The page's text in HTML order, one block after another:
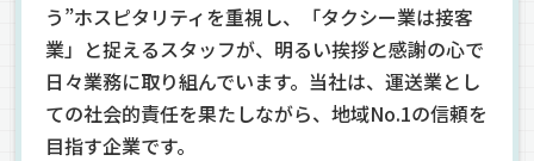
う”ホスピタリティを重視し、「タクシー業は接客
業」と捉えるスタッフが、明るい挨拶と感謝の心で
日々業務に取り組んでいます。当社は、運送業とし
ての社会的責任を果たしながら、地域No.1の信頼を
目指す企業です。